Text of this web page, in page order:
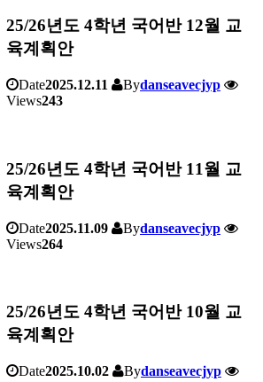
25/26년도 4학년 국어반 12월 교
육계획안
Date2025.12.11 Bydanseavecjyp
Views243
25/26년도 4학년 국어반 11월 교
육계획안
Date2025.11.09 Bydanseavecjyp
Views264
25/26년도 4학년 국어반 10월 교
육계획안
Date2025.10.02 Bydanseavecjyp